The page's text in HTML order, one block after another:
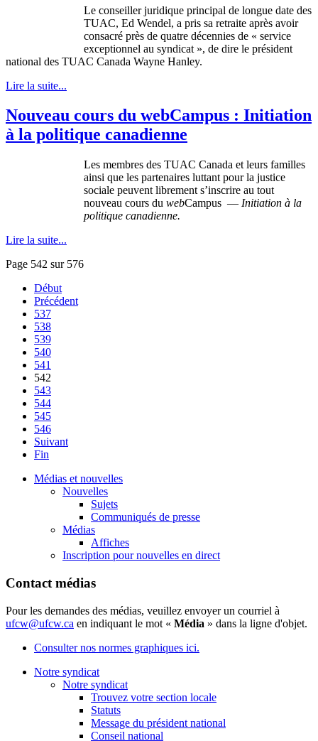
Le conseiller juridique principal de longue date des
TUAC, Ed Wendel, a pris sa retraite après avoir
consacré près de quatre décennies de « service
exceptionnel au syndicat », de dire le président
national des TUAC Canada Wayne Hanley.
Lire la suite...
Nouveau cours du webCampus : Initiation
à la politique canadienne
Les membres des TUAC Canada et leurs familles
ainsi que les partenaires luttant pour la justice
sociale peuvent librement s’inscrire au tout
nouveau cours du webCampus — Initiation à la
politique canadienne.
Lire la suite...
Page 542 sur 576
Début
Précédent
537
538
539
540
541
542
543
544
545
546
Suivant
Fin
Médias et nouvelles
Nouvelles
Sujets
Communiqués de presse
Médias
Affiches
Inscription pour nouvelles en direct
Contact médias
Pour les demandes des médias, veuillez envoyer un courriel à
ufcw@ufcw.ca en indiquant le mot « Média » dans la ligne d'objet.
Consulter nos normes graphiques ici.
Notre syndicat
Notre syndicat
Trouvez votre section locale
Statuts
Message du président national
Conseil national